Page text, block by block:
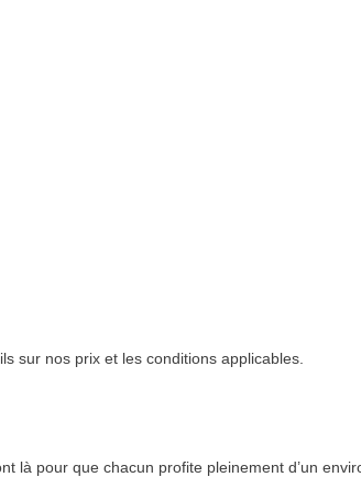
sur nos prix et les conditions applicables.
là pour que chacun profite pleinement d’un